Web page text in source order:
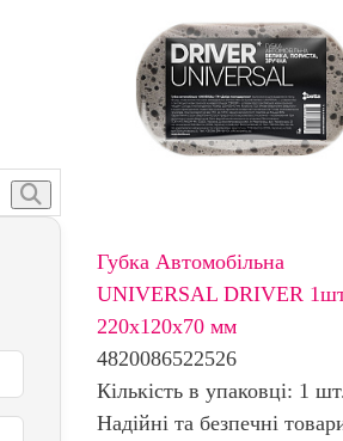
Губка Автомобільна
UNIVERSAL DRIVER
220х120х70 мм
4820086522526
Кількість в упаковці: 1
Надійні та безпечні